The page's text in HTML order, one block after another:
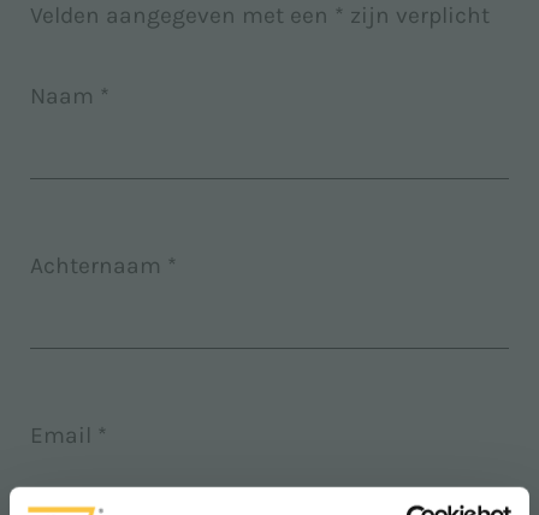
Velden aangegeven met een * zijn verplicht
Naam *
Achternaam *
Email *